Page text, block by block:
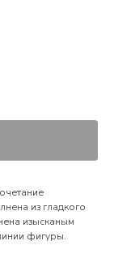
из гладкого
изысканым
фигуры.